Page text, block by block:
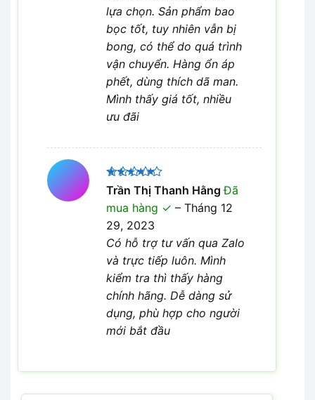
lựa chọn. Sản phẩm bao
bọc tốt, tuy nhiên vẫn bị
bong, có thể do quá trình
vận chuyển. Hàng ổn áp
phết, dùng thích dã man.
Mình thấy giá tốt, nhiều
ưu đãi
Được xếp
hạng 5 5
sao
Trần Thị Thanh HằngĐã
mua hàng
– Tháng 12
29, 2023
Có hỗ trợ tư vấn qua Zalo
và trực tiếp luôn. Mình
kiểm tra thì thấy hàng
chính hãng. Dễ dàng sử
dụng, phù hợp cho người
mới bắt đầu